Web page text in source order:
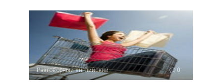
Разговорный английский 0